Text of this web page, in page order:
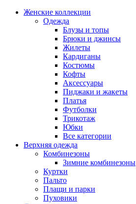
Женские коллекции
Одежда
Блузы и топы
Брюки и джинсы
Жилеты
Кардиганы
Костюмы
Кофты
Аксессуары
Пиджаки и жакеты
Платья
Футболки
Трикотаж
Юбки
Все категории
Верхняя одежда
Комбинезоны
Зимние комбинезоны
Куртки
Пальто
Плащи и парки
Пуховики